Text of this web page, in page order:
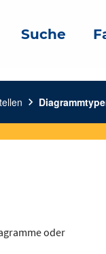
Suche
chevron_right
oder